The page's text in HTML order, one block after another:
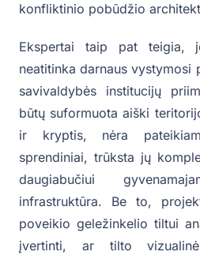
konfliktinio pobūdžio
Ekspertai taip pat teigia,
neatitinka darnaus vystymosi
savivaldybės institucijų
būtų suformuota aiški
ir kryptis, nėra
sprendiniai, trūksta jų
daugiabučiui
infrastruktūra. Be to,
poveikio geležinkelio tiltui
įvertinti, ar tilto